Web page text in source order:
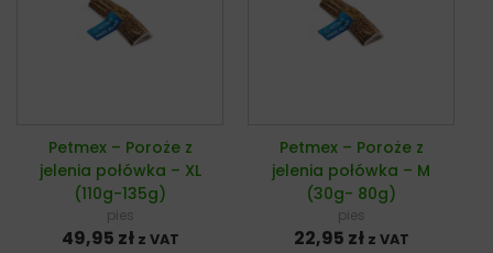
Petmex – Poroże z
jelenia połówka – XL
(110g-135g)
pies
49,95 zł z VAT
Petmex – Poroże z
jelenia połówka – M
(30g- 80g)
pies
22,95 zł z VAT